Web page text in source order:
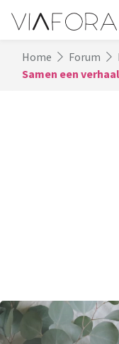
Home Forum
Samen een